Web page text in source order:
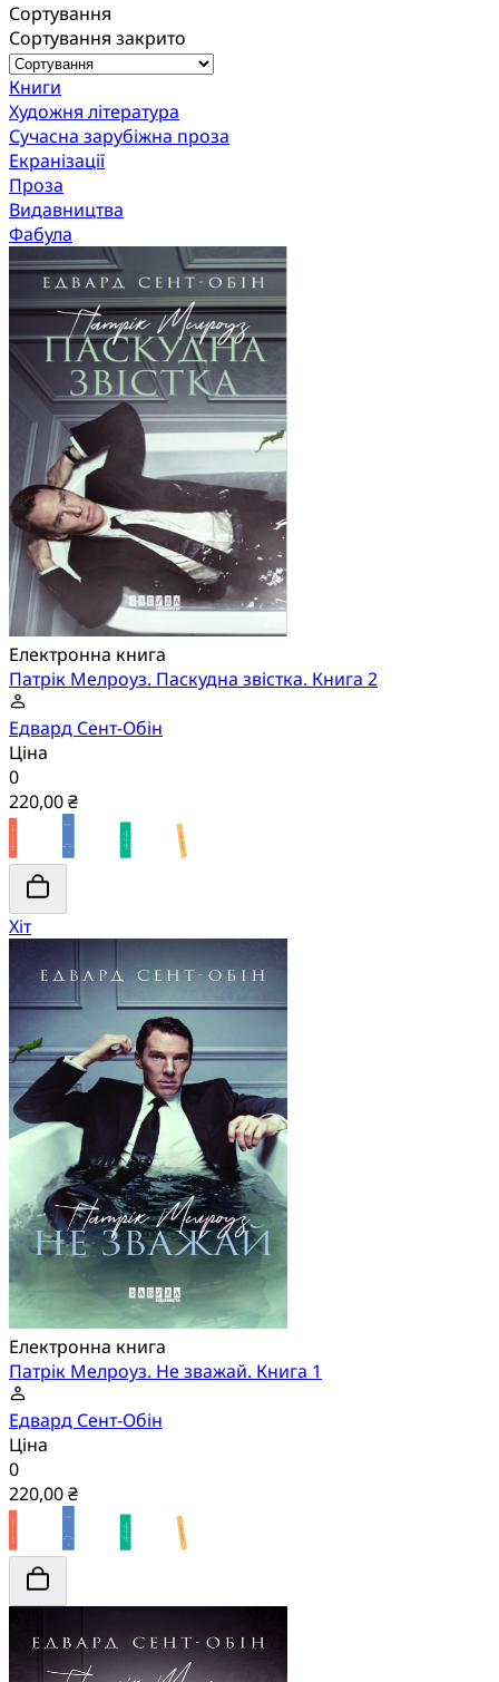
Сортування
Сортування закрито
Книги
Художня література
Сучасна зарубіжна проза
Екранізації
Проза
Видавництва
Фабула
Електронна книга
Патрік Мелроуз. Паскудна звістка. Книга 2
Едвард Сент-Обін
Ціна
0
220,00 ₴
Хіт
Електронна книга
Патрік Мелроуз. Не зважай. Книга 1
Едвард Сент-Обін
Ціна
0
220,00 ₴